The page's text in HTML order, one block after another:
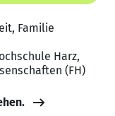
Familie
Harz,
(FH)